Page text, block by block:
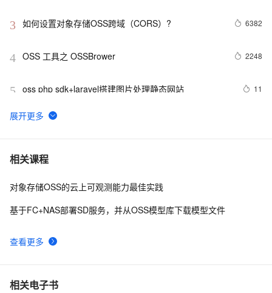
3 如何设置对象存储OSS跨域（CORS）? 6382
4 OSS 工具之 OSSBrower 2248
5 oss php sdk+laravel搭建图片处理静态网站 11
6 搭建私有docker仓库并使用OSS作为存储
7 【Maven学习】Nexus OSS私服仓库的安装和配置
8 阿里云对象存储OSS怎么收费？存储包流量包还是按
节点中将模型一键写入OSS，实现数据处理的完美闭
环！"
相关课程
查看更多
对象存储OSS的云上可观测能力最佳实践
基于FC+NAS部署SD服务，并从OSS模型库下载模型文件
相关电子书